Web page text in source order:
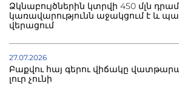
Ձկնաբույծներին կտրվի 450 մլն
կառավարությունն աջակցում է և
վերացում
27.07.2026
Բաքվու հայ գերու վիճակը
լուր չունի